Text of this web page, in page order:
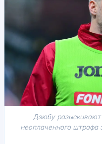
Дзюбу
неоплаченного штрафа